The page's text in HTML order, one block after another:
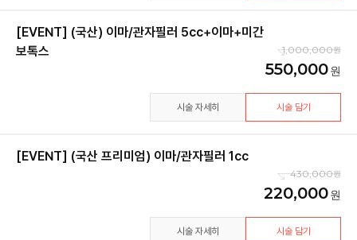
[EVENT] (국산) 이마/관자필러 5cc+이마+미간
보톡스
1,000,000
550,000
시술 자세히 시술 담기
[EVENT] (국산 프리미엄) 이마/관자필러 1cc
430,000
220,000
시술 자세히 시술 담기